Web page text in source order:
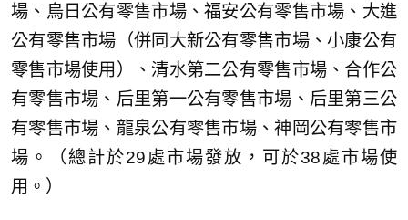
場、烏日公有零售市場、福安公有零售市場、大進
公有零售市場（併同大新公有零售市場、小康公有
零售市場使用）、清水第二公有零售市場、合作公
有零售市場、后里第一公有零售市場、后里第三公
有零售市場、龍泉公有零售市場、神岡公有零售市
場。（總計於29處市場發放，可於38處市場使
用。）